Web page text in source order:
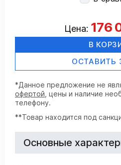
Цена: 176
В
ОСТАВИТЬ
*Данное предложение не
офертой , цены и наличие
телефону.
**Товар находится под
Основные